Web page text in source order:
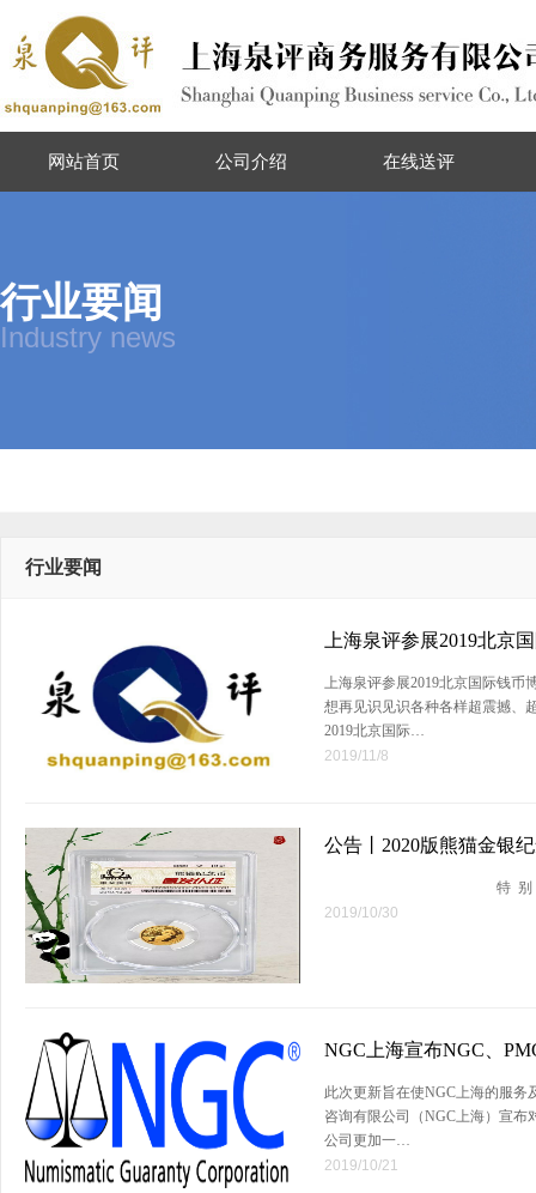
网站首页 公司介绍 在线送评
行业要闻
Industry news
行业要闻
上海泉评参展2019北京
上海泉评参展2019北京国际钱币
想再见识见识各种各样超震撼、
2019北京国际…
2019/11/8
公告丨2020版熊猫金银
特 别 提 示 【请务
2019/10/30
NGC上海宣布NGC、
此次更新旨在使NGC上海的服务
咨询有限公司（NGC上海）宣布
公司更加一…
2019/10/21